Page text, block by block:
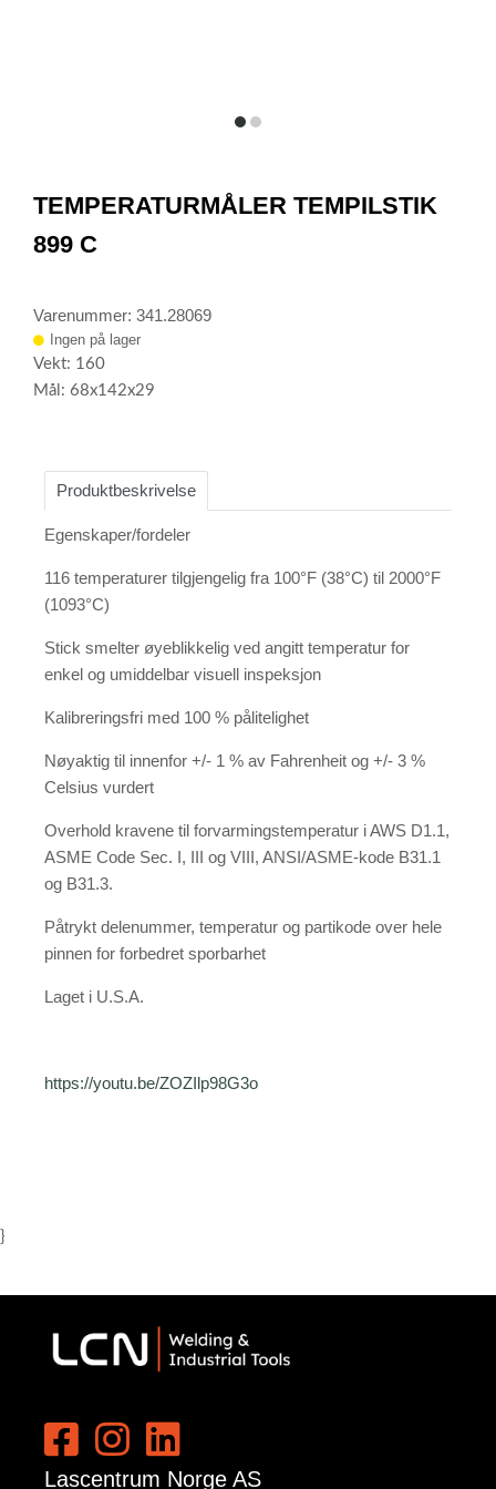
itemitem
2
TEMPERATURMÅLER TEMPILSTIK
899 C
Varenummer: 341.28069
Ingen på lager
Vekt: 160
Mål: 68x142x29
Produktbeskrivelse
Egenskaper/fordeler
116 temperaturer tilgjengelig fra 100°F (38°C) til 2000°F
(1093°C)
Stick smelter øyeblikkelig ved angitt temperatur for
enkel og umiddelbar visuell inspeksjon
Kalibreringsfri med 100 % pålitelighet
Nøyaktig til innenfor +/- 1 % av Fahrenheit og +/- 3 %
Celsius vurdert
Overhold kravene til forvarmingstemperatur i AWS D1.1,
ASME Code Sec. I, III og VIII, ANSI/ASME-kode B31.1
og B31.3.
Påtrykt delenummer, temperatur og partikode over hele
pinnen for forbedret sporbarhet
Laget i U.S.A.
https://youtu.be/ZOZIlp98G3o
}
Lascentrum Norge AS